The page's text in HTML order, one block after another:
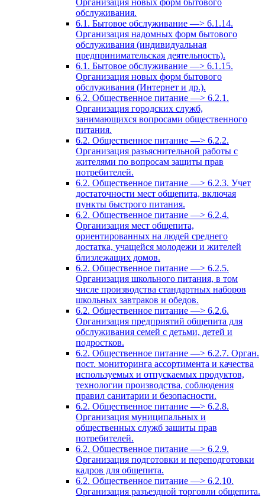
Организация новых форм бытового
обслуживания.
6.1. Бытовое обслуживание —> 6.1.14.
Организация надомных форм бытового
обслуживания (индивидуальная
предпринимательская деятельность).
6.1. Бытовое обслуживание —> 6.1.15.
Организация новых форм бытового
обслуживания (Интернет и др.).
6.2. Общественное питание —> 6.2.1.
Организация городских служб,
занимающихся вопросами общественного
питания.
6.2. Общественное питание —> 6.2.2.
Организация разъяснительной работы с
жителями по вопросам защиты прав
потребителей.
6.2. Общественное питание —> 6.2.3. Учет
достаточности мест общепита, включая
пункты быстрого питания.
6.2. Общественное питание —> 6.2.4.
Организация мест общепита,
ориентированных на людей среднего
достатка, учащейся молодежи и жителей
близлежащих домов.
6.2. Общественное питание —> 6.2.5.
Организация школьного питания, в том
числе производства стандартных наборов
школьных завтраков и обедов.
6.2. Общественное питание —> 6.2.6.
Организация предприятий общепита для
обслуживания семей с детьми, детей и
подростков.
6.2. Общественное питание —> 6.2.7. Орган.
пост. мониторинга ассортимента и качества
используемых и отпускаемых продуктов,
технологии производства, соблюдения
правил санитарии и безопасности.
6.2. Общественное питание —> 6.2.8.
Организация муниципальных и
общественных служб зашиты прав
потребителей.
6.2. Общественное питание —> 6.2.9.
Организация подготовки и переподготовки
кадров для общепита.
6.2. Общественное питание —> 6.2.10.
Организация разъездной торговли общепита.